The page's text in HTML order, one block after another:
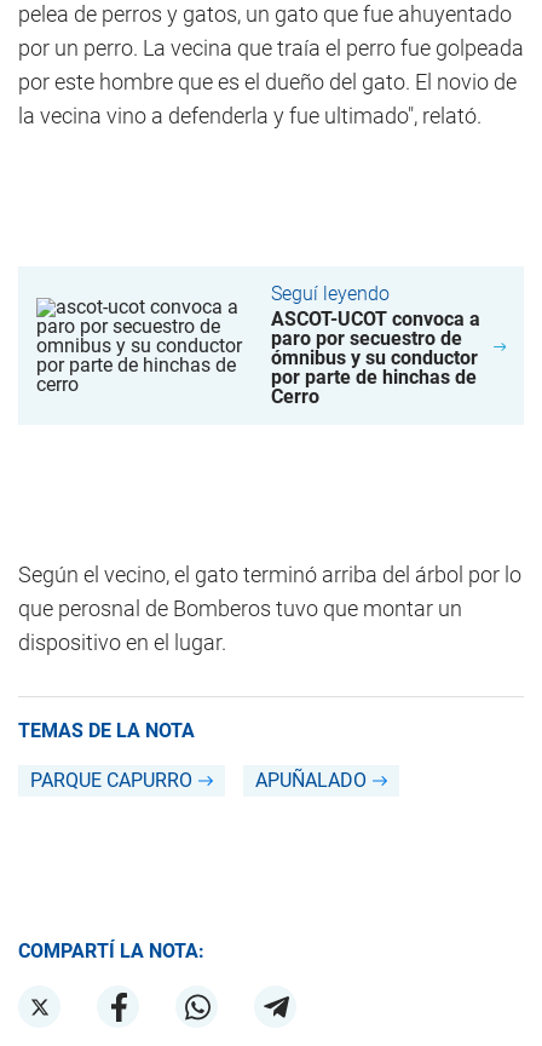
pelea de perros y gatos, un gato que fue ahuyentado
por un perro. La vecina que traía el perro fue golpeada
por este hombre que es el dueño del gato. El novio de
la vecina vino a defenderla y fue ultimado", relató.
Seguí leyendo
ASCOT-UCOT convoca a
paro por secuestro de
ómnibus y su conductor
por parte de hinchas de
Cerro
Según el vecino, el gato terminó arriba del árbol por lo
que perosnal de Bomberos tuvo que montar un
dispositivo en el lugar.
TEMAS DE LA NOTA
PARQUE CAPURRO APUÑALADO
COMPARTÍ LA NOTA: